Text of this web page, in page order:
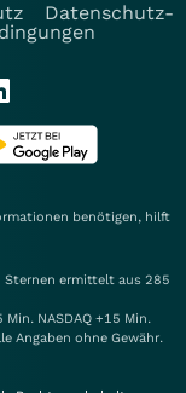
Datenschutz-
benötigen, hilft
Sternen ermittelt aus 285
NASDAQ +15 Min.
Angaben ohne Gewähr.